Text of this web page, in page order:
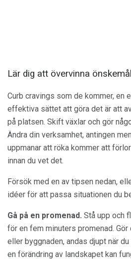
Lär dig att övervinna
Curb cravings som de kommer, en
effektiva sättet att göra det är att
på platsen. Skift växlar och gör
Ändra din verksamhet, antingen
uppmanar att röka kommer att
innan du vet det.
Försök med en av tipsen nedan,
idéer för att passa situationen du
Gå på en promenad. Stå upp och
för en fem minuters promenad.
eller byggnaden, andas djupt när
en förändring av landskapet kan